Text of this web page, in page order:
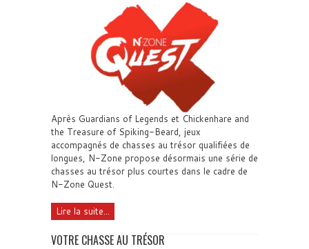
Après Guardians of Legends et Chickenhare and
the Treasure of Spiking-Beard, jeux
accompagnés de chasses au trésor qualifiées de
longues, N-Zone propose désormais une série de
chasses au trésor plus courtes dans le cadre de
N-Zone Quest.
Lire la suite...
VOTRE CHASSE AU TRÉSOR